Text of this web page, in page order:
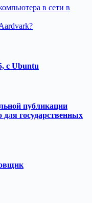
в сети в
с Ubuntu
публикации
государственных